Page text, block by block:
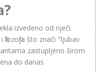
izvedeno od riječi
što znači "ljubav
zastupljeno širom
do danas